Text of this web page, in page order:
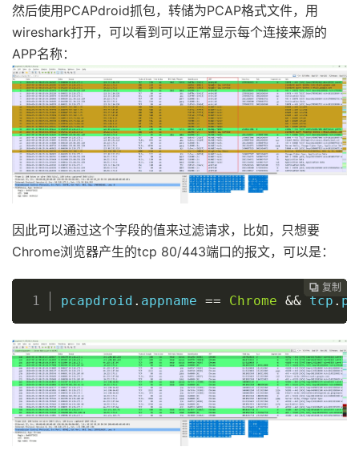
然后使用PCAPdroid抓包，转储为PCAP格式文件，用
wireshark打开，可以看到可以正常显示每个连接来源的
APP名称：
因此可以通过这个字段的值来过滤请求，比如，只想要
Chrome浏览器产生的tcp 80/443端口的报文，可以是：
 复制
 复制
 复制
 复制
 复制
 复制
 复制
 复制
pcapdroid . appname == Chrome && tcp .